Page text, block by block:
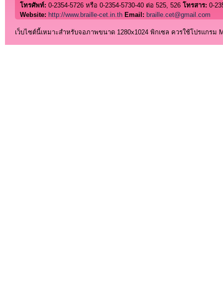
โทรศัพท์: 0-2354-5726 หรือ 0-2354-5730-40 ต่อ 525, 526 โทรสาร: 0-
Website: http://www.braille-cet.in.th Email: braille.cet@gmail.com
เว็บไซต์นี้เหมาะสำหรับจอภาพขนาด 1280x1024 พิกเซล ควรใช้โปรแกรม